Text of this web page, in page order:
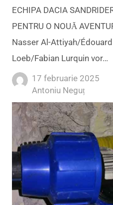
ECHIPA DACIA
PENTRU O NOUĂ
Nasser Al-Attiyah/
Loeb/Fabian Lurquin vor…
17 februarie 2025
Author
Antoniu Neguț